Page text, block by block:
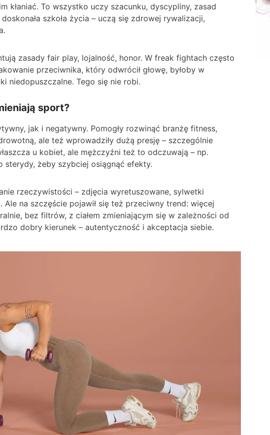
kłaniać. To wszystko uczy szacunku, dyscypliny, zasad
szkoła życia – uczą się zdrowej rywalizacji,
zasady fair play, lojalność, honor. W freak fightach często
przeciwnika, który odwrócił głowę, byłoby w
niedopuszczalne. Tego się nie robi.
sport?
jak i negatywny. Pomogły rozwinąć branżę fitness,
ale też wprowadziły dużą presję – szczególnie
u kobiet, ale mężczyźni też to odczuwają – np.
sterydy, żeby szybciej osiągnąć efekty.
rzeczywistości – zdjęcia wyretuszowane, sylwetki
Ale na szczęście pojawił się też przeciwny trend: więcej
bez filtrów, z ciałem zmieniającym się w zależności od
dobry kierunek – autentyczność i akceptacja siebie.